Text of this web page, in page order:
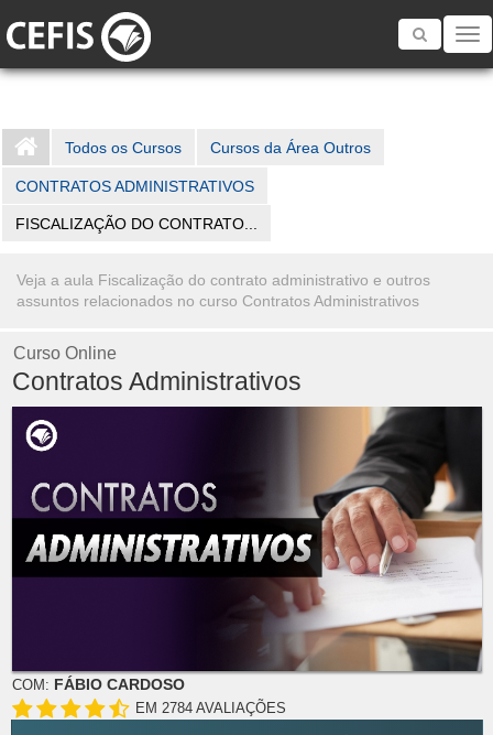
Toggle
Todos os Cursos Cursos da Área Outros
CONTRATOS ADMINISTRATIVOS
FISCALIZAÇÃO DO CONTRATO...
Veja a aula Fiscalização do contrato administrativo e outros
assuntos relacionados no curso Contratos Administrativos
Curso Online
Contratos Administrativos
COM: FÁBIO CARDOSO
EM 2784 AVALIAÇÕES